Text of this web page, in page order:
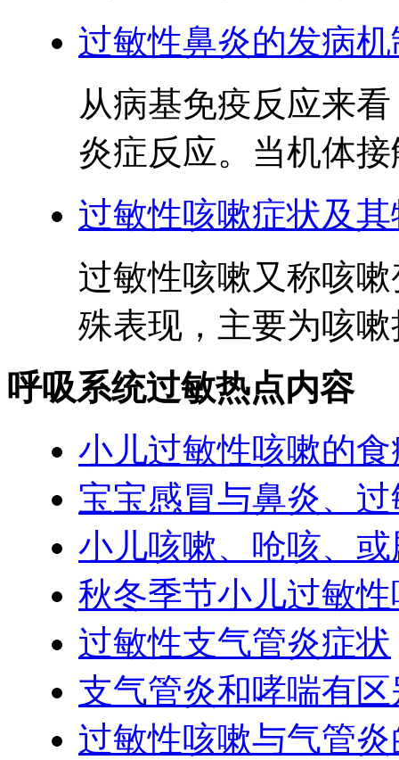
过敏性鼻炎的发病
从病基免疫反应来
炎症反应。当机体
过敏性咳嗽症状及
过敏性咳嗽又称咳
殊表现，主要为咳
呼吸系统过敏热点内容
小儿过敏性咳嗽的
宝宝感冒与鼻炎、
小儿咳嗽、呛咳、
秋冬季节小儿过敏
过敏性支气管炎症状
支气管炎和哮喘有
过敏性咳嗽与气管